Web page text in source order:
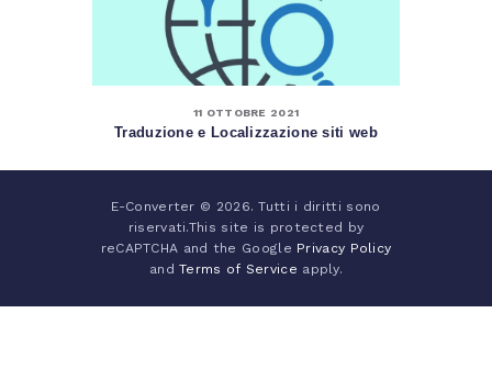
11 OTTOBRE 2021
Traduzione e Localizzazione siti web
E-Converter © 2026. Tutti i diritti sono
riservati.This site is protected by
reCAPTCHA and the Google Privacy Policy
andTerms of Service apply.